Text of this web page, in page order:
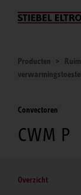
Actueel
Producten
Convectoren
CWM P
Overzicht